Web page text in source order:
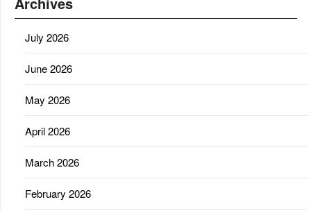
July 2026
June 2026
May 2026
April 2026
March 2026
February 2026